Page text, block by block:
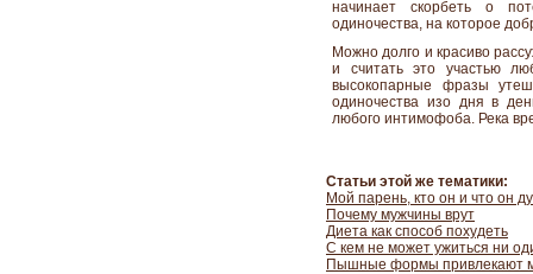
начинает скорбеть о
одиночества, на которое
Можно долго и красиво
и считать это участью
высокопарные фразы
одиночества изо дня в
любого интимофоба. Река
Статьи этой же тематики:
Мой парень, кто он и что он
Почему мужчины врут
Диета как способ похудеть
С кем не может ужиться ни
Пышные формы привлекают